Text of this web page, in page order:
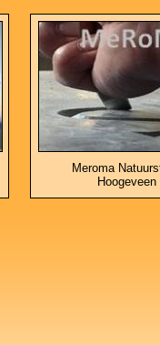
Meroma
Hoogeveen